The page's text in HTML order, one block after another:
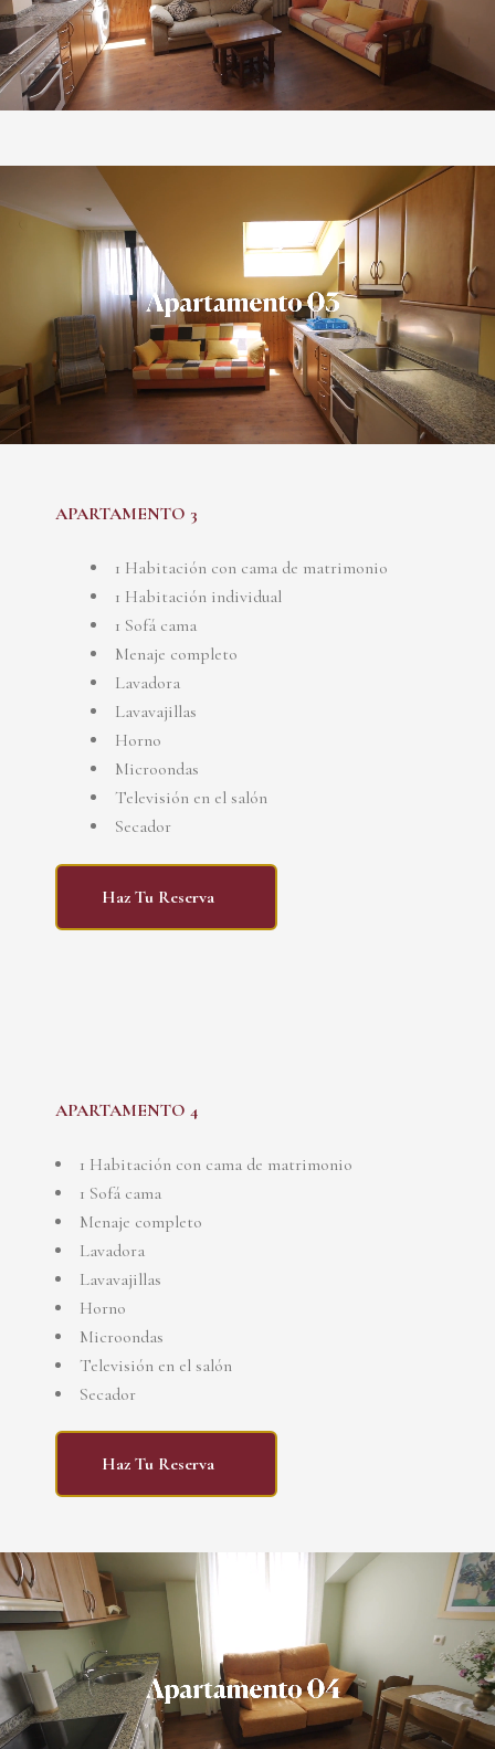
APARTAMENTO 3
1 Habitación con cama de matrimonio
1 Habitación individual
1 Sofá cama
Menaje completo
Lavadora
Lavavajillas
Horno
Microondas
Televisión en el salón
Secador
Haz Tu Reserva
APARTAMENTO 4
1 Habitación con cama de matrimonio
1 Sofá cama
Menaje completo
Lavadora
Lavavajillas
Horno
Microondas
Televisión en el salón
Secador
Haz Tu Reserva